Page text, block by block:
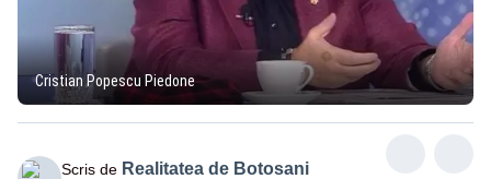
Cristian Popescu Piedone
Scris de Realitatea de Botosani